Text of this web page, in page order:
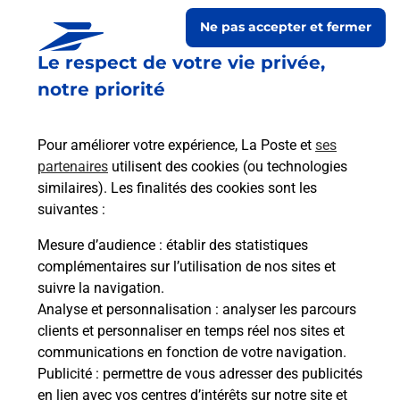
Le respect de votre vie privée,
notre priorité
Pour améliorer votre expérience, La Poste et ses
partenaires utilisent des cookies (ou technologies
similaires). Les finalités des cookies sont les
suivantes :
Mesure d’audience : établir des statistiques
complémentaires sur l’utilisation de nos sites et
suivre la navigation.
Analyse et personnalisation : analyser les parcours
clients et personnaliser en temps réel nos sites et
communications en fonction de votre navigation.
Publicité : permettre de vous adresser des publicités
en lien avec vos centres d’intérêts sur notre site et
Ne pas accepter et fermer
Collecte du courrier aujourd'hui à 09h00
21 Rue Principale
31510 Frontignan De Comminges
Itinéraire
Le lien s'ouvre dans un nouvel onglet